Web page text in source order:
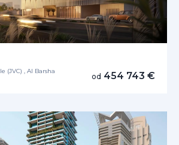
(JVC) , Al Barsha
od 454 743 €